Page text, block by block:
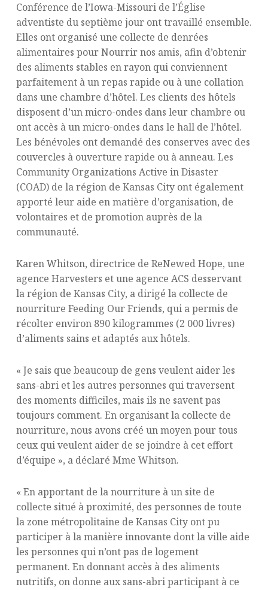
Conférence de l’Iowa-Missouri de l’Église
adventiste du septième jour ont travaillé ensemble.
Elles ont organisé une collecte de denrées
alimentaires pour Nourrir nos amis, afin d’obtenir
des aliments stables en rayon qui conviennent
parfaitement à un repas rapide ou à une collation
dans une chambre d’hôtel. Les clients des hôtels
disposent d’un micro-ondes dans leur chambre ou
ont accès à un micro-ondes dans le hall de l’hôtel.
Les bénévoles ont demandé des conserves avec des
couvercles à ouverture rapide ou à anneau. Les
Community Organizations Active in Disaster
(COAD) de la région de Kansas City ont également
apporté leur aide en matière d’organisation, de
volontaires et de promotion auprès de la
communauté.
Karen Whitson, directrice de ReNewed Hope, une
agence Harvesters et une agence ACS desservant
la région de Kansas City, a dirigé la collecte de
nourriture Feeding Our Friends, qui a permis de
récolter environ 890 kilogrammes (2 000 livres)
d’aliments sains et adaptés aux hôtels.
« Je sais que beaucoup de gens veulent aider les
sans-abri et les autres personnes qui traversent
des moments difficiles, mais ils ne savent pas
toujours comment. En organisant la collecte de
nourriture, nous avons créé un moyen pour tous
ceux qui veulent aider de se joindre à cet effort
d’équipe », a déclaré Mme Whitson.
« En apportant de la nourriture à un site de
collecte situé à proximité, des personnes de toute
la zone métropolitaine de Kansas City ont pu
participer à la manière innovante dont la ville aide
les personnes qui n’ont pas de logement
permanent. En donnant accès à des aliments
nutritifs, on donne aux sans-abri participant à ce